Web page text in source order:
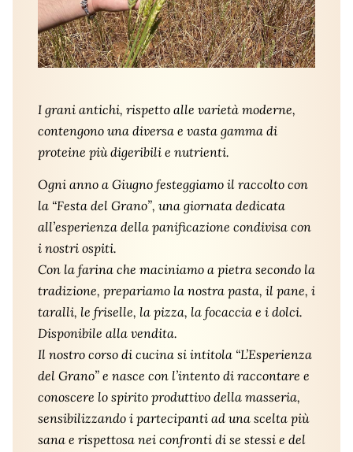
I grani antichi, rispetto alle varietà moderne,
contengono una diversa e vasta gamma di
proteine più digeribili e nutrienti.
Ogni anno a Giugno festeggiamo il raccolto con
la “Festa del Grano”, una giornata dedicata
all’esperienza della panificazione condivisa con
i nostri ospiti.
Con la farina che maciniamo a pietra secondo la
tradizione, prepariamo la nostra pasta, il pane, i
taralli, le friselle, la pizza, la focaccia e i dolci.
Disponibile alla vendita.
Il nostro corso di cucina si intitola “L’Esperienza
del Grano” e nasce con l’intento di raccontare e
conoscere lo spirito produttivo della masseria,
sensibilizzando i partecipanti ad una scelta più
sana e rispettosa nei confronti di se stessi e del